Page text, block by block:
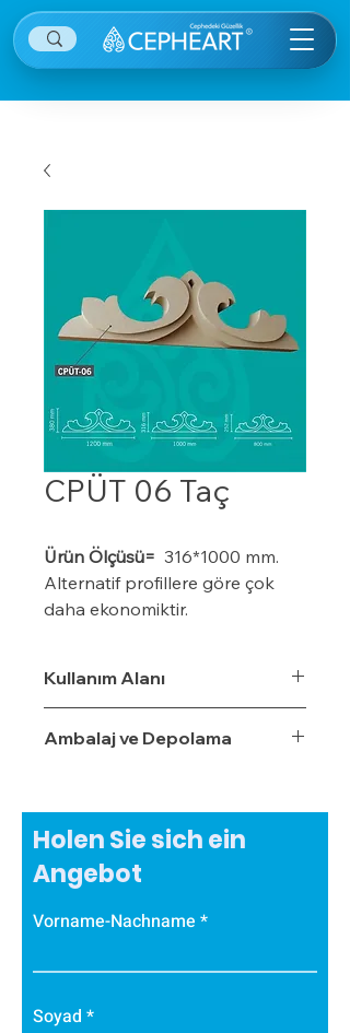
CPÜT 06 Taç
Ürün Ölçüsü= 316*1000 mm.
Alternatif profillere göre çok
daha ekonomiktir.
Yalıtım sistemine tam
uyumludur.
Çok hızlı ve pratik uygulanabilir.
dayanıklıdır.
Sudan, nemden, dondan ve
Güneş ışınlarından etkilenmez.
Kullanım Alanı
Ambalaj ve Depolama
Holen Sie sich ein
Angebot
Vorname-Nachname
Soyad